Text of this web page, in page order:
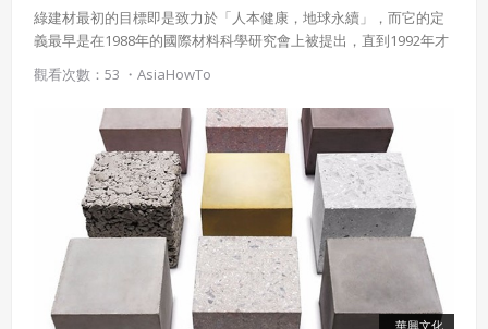
綠建材最初的目標即是致力於「人本健康，地球永續」，而它的定
義最早是在1988年的國際材料科學研究會上被提出，直到1992年才
被確切的定義出來，一般而言，在原料取得、生產製造、成品使用
等階段，對地球環境負擔最小且對人類身體健康無害的材料，即稱
為「綠建材」。
觀看次數：53 ・ AsiaHowTo
華興文化